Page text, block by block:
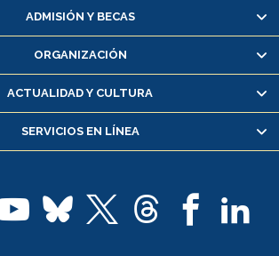
Matrícula en línea
y cambio de asignaturas
Consulta y certificado de notas
Servicio médico y dental
de arancel y crédito alumnos
Docentes
ADMISIÓN Y BECAS
ORGANIZACIÓN
ACTUALIDAD Y CULTURA
SERVICIOS EN LÍNEA